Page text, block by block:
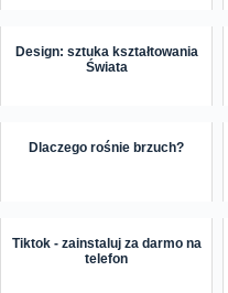
Design: sztuka kształtowania
Świata
Dlaczego rośnie brzuch?
Tiktok - zainstaluj za darmo na
telefon